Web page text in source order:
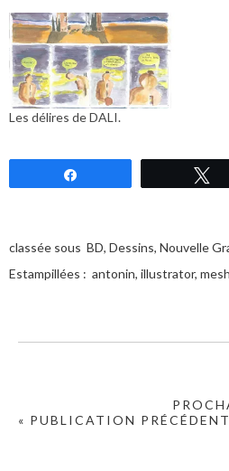
Les délires de DALI.
classée sous BD, Dessins, Nouvelle
Estampillées : antonin, illustrator, mesh
« PUBLICATION